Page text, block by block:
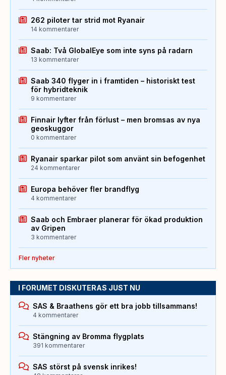
262 piloter tar strid mot Ryanair
14 kommentarer
Saab: Två GlobalEye som inte syns på radarn
13 kommentarer
Saab 340 flyger in i framtiden – historiskt test
för hybridteknik
9 kommentarer
Finnair lyfter från förlust – men bromsas av nya
geoskuggor
0 kommentarer
Ryanair sparkar pilot som använt sin befogenhet
24 kommentarer
Europa behöver fler brandflyg
4 kommentarer
Saab och Embraer planerar för ökad produktion
av Gripen
3 kommentarer
Fler nyheter
I FORUMET DISKUTERAS JUST NU
SAS & Braathens gör ett bra jobb tillsammans!
4 kommentarer
Stängning av Bromma flygplats
391 kommentarer
SAS störst på svensk inrikes!